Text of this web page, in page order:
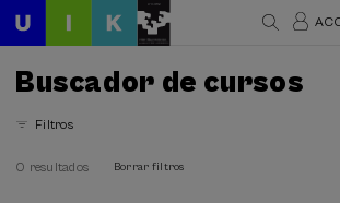
Buscador de cursos
Filtros
0 resultados Borrar filtros